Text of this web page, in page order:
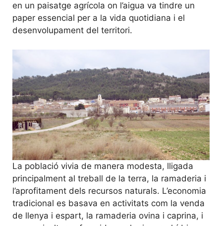
en un paisatge agrícola on l’aigua va tindre un
paper essencial per a la vida quotidiana i el
desenvolupament del territori.
La població vivia de manera modesta, lligada
principalment al treball de la terra, la ramaderia i
l’aprofitament dels recursos naturals. L’economia
tradicional es basava en activitats com la venda
de llenya i espart, la ramaderia ovina i caprina, i